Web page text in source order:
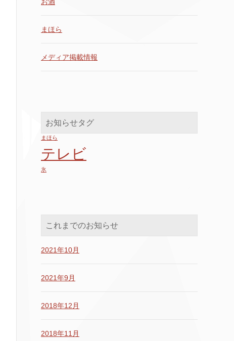
まほら
メディア掲載情報
お知らせタグ
まほら
テレビ
氷
これまでのお知らせ
2021年10月
2021年9月
2018年12月
2018年11月